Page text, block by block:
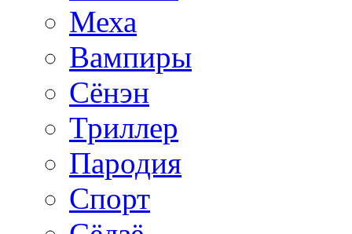
Меха
Вампиры
Сёнэн
Триллер
Пародия
Спорт